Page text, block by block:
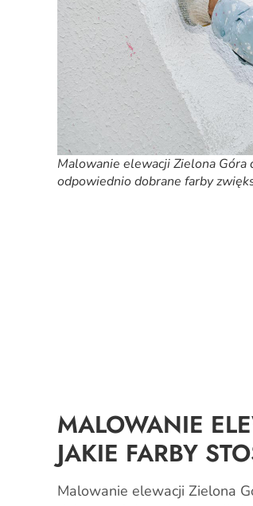
Malowanie elewacji Zielona Góra
odpowiednio dobrane farby
MALOWANIE
JAKIE FARBY
Malowanie elewacji Zielona